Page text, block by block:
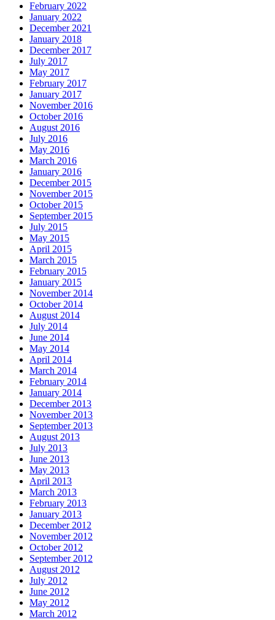
February 2022
January 2022
December 2021
January 2018
December 2017
July 2017
May 2017
February 2017
January 2017
November 2016
October 2016
August 2016
July 2016
May 2016
March 2016
January 2016
December 2015
November 2015
October 2015
September 2015
July 2015
May 2015
April 2015
March 2015
February 2015
January 2015
November 2014
October 2014
August 2014
July 2014
June 2014
May 2014
April 2014
March 2014
February 2014
January 2014
December 2013
November 2013
September 2013
August 2013
July 2013
June 2013
May 2013
April 2013
March 2013
February 2013
January 2013
December 2012
November 2012
October 2012
September 2012
August 2012
July 2012
June 2012
May 2012
March 2012